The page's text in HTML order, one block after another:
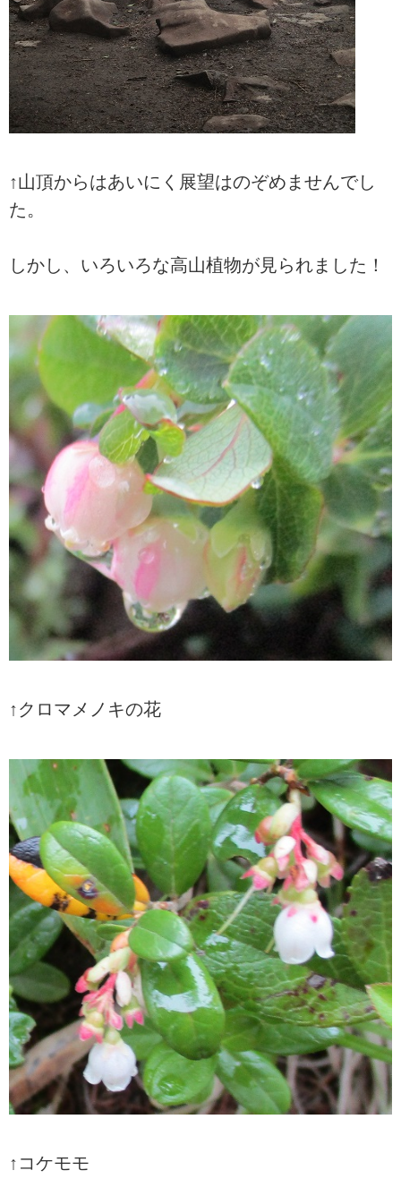
↑山頂からはあいにく展望はのぞめませんでし
た。
しかし、いろいろな高山植物が見られました！
↑クロマメノキの花
↑コケモモ